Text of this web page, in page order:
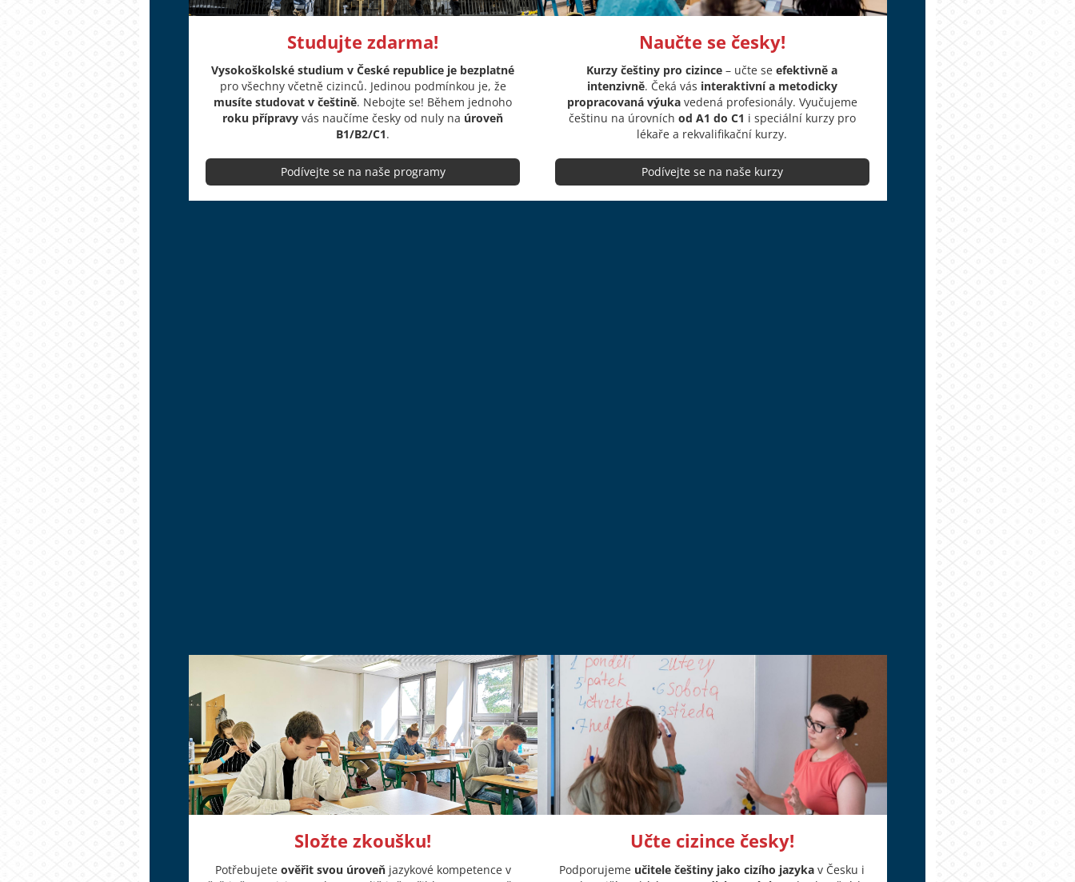
Studujte zdarma!
Vysokoškolské studium v České republice je bezplatné
pro všechny včetně cizinců. Jedinou podmínkou je, že
musíte studovat v češtině. Nebojte se! Během jednoho
roku přípravy vás naučíme česky od nuly na úroveň
B1/B2/C1.
Podívejte se na naše programy
Naučte se česky!
Kurzy češtiny pro cizince – učte seefektivně a
intenzivně. Čeká vás interaktivní a metodicky
propracovaná výukavedená profesionály. Vyučujeme
češtinu na úrovních od A1 do C1 i speciální kurzy pro
lékaře a rekvalifikační kurzy.
Podívejte se na naše kurzy
Složte zkoušku!
Potřebujete ověřit svou úroveňjazykové kompetence v
Učte cizince česky!
Podporujeme učitele češtiny jako cizího jazyka v Česku i